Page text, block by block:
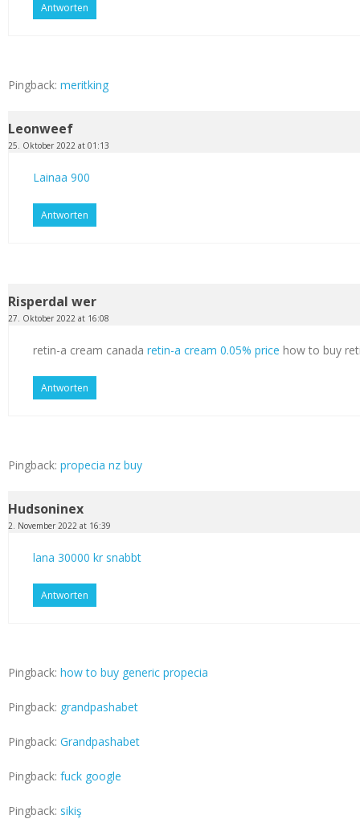
Antworten
Pingback: meritking
Leonweef
25. Oktober 2022 at 01:13
Lainaa 900
Antworten
Risperdal wer
27. Oktober 2022 at 16:08
retin-a cream canada retin-a cream 0.05% price how to buy
Antworten
Pingback: propecia nz buy
Hudsoninex
2. November 2022 at 16:39
lana 30000 kr snabbt
Antworten
Pingback: how to buy generic propecia
Pingback: grandpashabet
Pingback: Grandpashabet
Pingback: fuck google
Pingback: sikiş